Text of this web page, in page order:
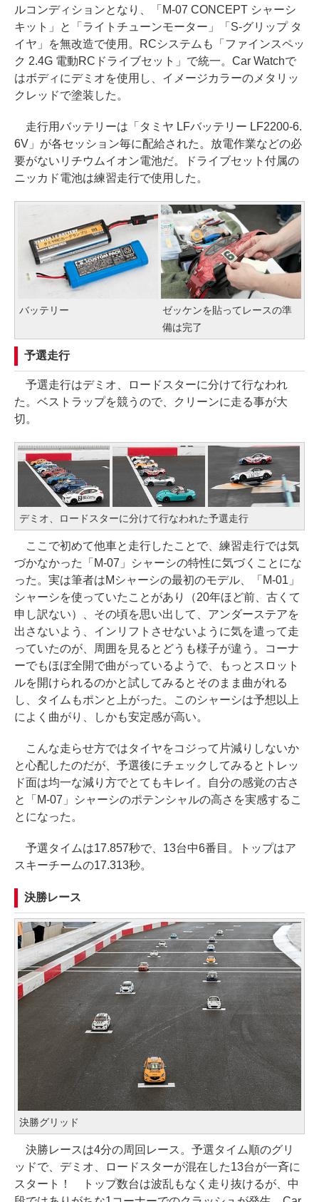
ルコンディションとなり、「M-07 CONCEPT シャーシ
キット」と「ライトチューンモーター」「S-グリップ タ
イヤ」を無改造で使用。RCシステムも「ファインスペッ
ク 2.4G 電動RCドライブセット」で統一。Car Watchで
はボディにデミオを使用し、イメージカラーのメタリッ
クレッドで塗装した。
走行用バッテリーは「タミヤ LFバッテリー LF2200-6.
6V」が各セッション毎に配給された。放電作業などの必
要がないリチウムイオン電池だ。ドライブセット付属の
ニッカド電池は練習走行で使用した。
バッテリー
ゼッケンを貼ってレースの準
備は完了
予選走行
予選走行はデミオ、ロードスターに分けて行なわれ
た。ベストラップを競うので、クリーンに走る事が大
切。
デミオ、ロードスターに分けて行なわれた予選走行
ここで初めて他車と走行したことで、練習走行では気
づかなかった「M-07」シャーシの特性に気づくことにな
った。実は筆者はMシャーシの最初のモデル、「M-01」
シャーシを使っていたことがあり（20年ほど前、古くて
申し訳ない）、その頃を思い出して、アンダーステアを
出さないよう、インリフトさせないように気を遣って走
っていたのが、周囲を見るとどうも様子が違う。コーナ
ーでもほぼ全開で曲がっているようで、もっとスロット
ルを開けられるのかと試してみるとそのまま曲がれる
し、タイムもポンと上がった。このシャーシは予想以上
によく曲がり、しかも安定感が高い。
こんな走らせ方ではタイヤをコジって片減りしないか
と心配したのだが、予選後にチェックしてみるとトレッ
ド面は均一な減り方でとてもキレイ。自分の感覚の古さ
と「M-07」シャーシのポテンシャルの高さを実感するこ
とになった。
予選タイムは17.857秒で、13台中6番目。トップはア
スキーチームの17.313秒。
決勝レース
決勝グリッド
決勝レースは4分の周回レース。予選タイム順のグリ
ッドで、デミオ、ロードスターが混在した13台が一斉に
スタート！ トップ数台は波乱もなく走り抜けるが、中